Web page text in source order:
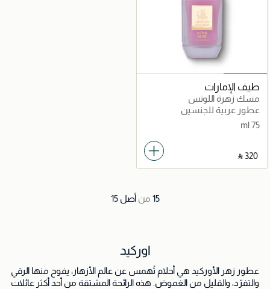
طيف الإمارات
مسك زهرة اللوتس
عطور عربية للجنسين
75 ml
‎ ⃁ ⁦320⁩ ‎
15 من أصل 15
اوركيد
عطور زهر الأوركيد هي أحلام تُهمس عن عالم الأزهار، يفوح منها الرقي
والتفرّد، والقليل من الغموض. هذه الرائحة المشتقة من أحد أكثر عائلات